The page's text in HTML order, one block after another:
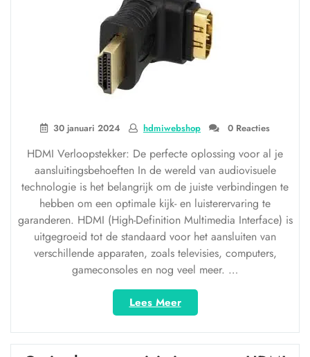
30 januari 2024 hdmiwebshop 0 Reacties
HDMI Verloopstekker: De perfecte oplossing voor al je
aansluitingsbehoeften In de wereld van audiovisuele
technologie is het belangrijk om de juiste verbindingen te
hebben om een optimale kijk- en luisterervaring te
garanderen. HDMI (High-Definition Multimedia Interface) is
uitgegroeid tot de standaard voor het aansluiten van
verschillende apparaten, zoals televisies, computers,
gameconsoles en nog veel meer. …
Lees Meer“Eenvoudig
verbinden
met
een